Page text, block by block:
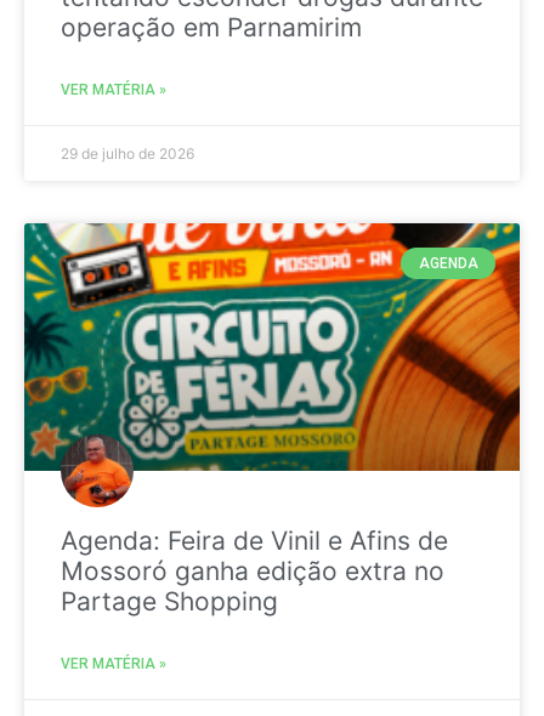
operação em Parnamirim
VER MATÉRIA »
29 de julho de 2026
AGENDA
Agenda: Feira de Vinil e Afins de
Mossoró ganha edição extra no
Partage Shopping
VER MATÉRIA »